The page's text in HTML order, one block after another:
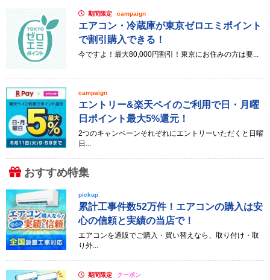
期間限定 campaign
エアコン・冷蔵庫が東京ゼロエミポイント
で割引購入できる！
今ですよ！最大80,000円割引！東京にお住みの方は要...
campaign
エントリー&楽天ペイのご利用で日・月曜
日ポイント最大5%還元！
2つのキャンペーンそれぞれにエントリーいただくと日曜
日...
おすすめ特集
pickup
累計工事件数52万件！エアコンの購入は安
心の信頼と実績の当店で！
エアコンを通販でご購入・買い替えなら、取り付け・取
り外...
期間限定 クーポン